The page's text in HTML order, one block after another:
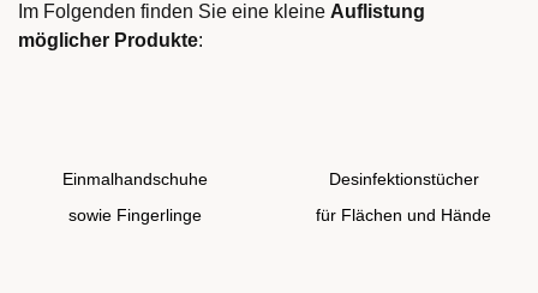
Im Folgenden finden Sie eine kleine Auflistung
möglicher Produkte:
Einmalhandschuhe
sowie Fingerlinge
Desinfektionstücher
für Flächen und Hände